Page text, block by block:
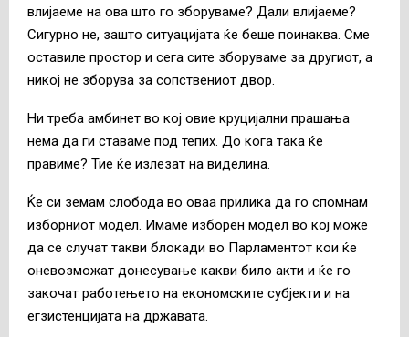
влијаеме на ова што го зборуваме? Дали влијаеме?
Сигурно не, зашто ситуацијата ќе беше поинаква. Сме
оставиле простор и сега сите зборуваме за другиот, а
никој не зборува за сопствениот двор.
Ни треба амбинет во кој овие круцијални прашања
нема да ги ставаме под тепих. До кога така ќе
правиме? Тие ќе излезат на виделина.
Ќе си земам слобода во оваа прилика да го спомнам
изборниот модел. Имаме изборен модел во кој може
да се случат такви блокади во Парламентот кои ќе
оневозможат донесување какви било акти и ќе го
закочат работењето на економските субјекти и на
егзистенцијата на државата.